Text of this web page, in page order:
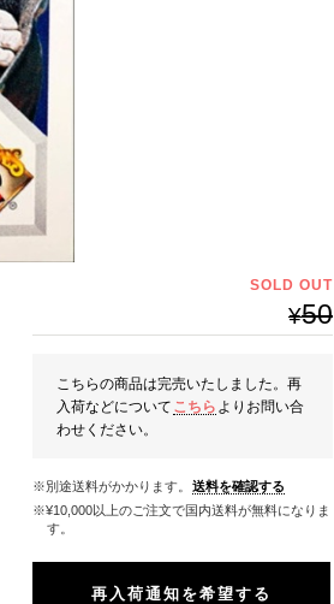
SOLD OUT
¥50
こちらの商品は完売いたしました。再
入荷などについて こちら よりお問い合
わせください。
※別途送料がかかります。 送料を確認する
※¥10,000以上のご注文で国内送料が無料になりま
す。
再入荷通知を希望する